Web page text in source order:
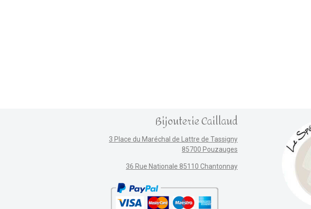
Bijouterie Caillaud
3 Place du Maréchal de Lattre de Tassigny
85700 Pouzauges
36 Rue Nationale 85110 Chantonnay